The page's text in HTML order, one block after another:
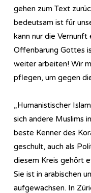
gehen zum Text
bedeutsam ist für
kann nur die Vernunft
Offenbarung Gottes
weiter arbeiten! Wir
pflegen, um gegen
„Humanistischer
sich andere Muslims
beste Kenner des
geschult, auch als
diesem Kreis gehört
Sie ist in arabischen
aufgewachsen. In